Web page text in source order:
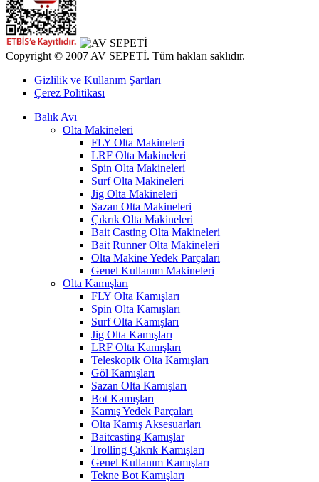
Copyright © 2007 AV SEPETİ. Tüm hakları saklıdır.
Gizlilik ve Kullanım Şartları
Çerez Politikası
Balık Avı
Olta Makineleri
FLY Olta Makineleri
LRF Olta Makineleri
Spin Olta Makineleri
Surf Olta Makineleri
Jig Olta Makineleri
Sazan Olta Makineleri
Çıkrık Olta Makineleri
Bait Casting Olta Makineleri
Bait Runner Olta Makineleri
Olta Makine Yedek Parçaları
Genel Kullanım Makineleri
Olta Kamışları
FLY Olta Kamışları
Spin Olta Kamışları
Surf Olta Kamışları
Jig Olta Kamışları
LRF Olta Kamışları
Teleskopik Olta Kamışları
Göl Kamışları
Sazan Olta Kamışları
Bot Kamışları
Kamış Yedek Parçaları
Olta Kamış Aksesuarları
Baitcasting Kamışlar
Trolling Çıkrık Kamışları
Genel Kullanım Kamışları
Tekne Bot Kamışları